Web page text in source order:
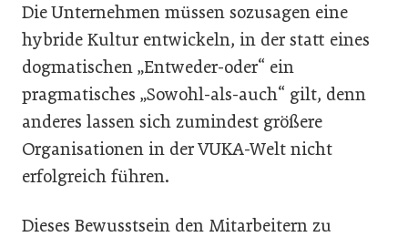
Die Unternehmen müssen sozusagen eine
hybride Kultur entwickeln, in der statt eines
dogmatischen „Entweder-oder“ ein
pragmatisches „Sowohl-als-auch“ gilt, denn
anderes lassen sich zumindest größere
Organisationen in der VUKA-Welt nicht
erfolgreich führen.
Dieses Bewusstsein den Mitarbeitern zu